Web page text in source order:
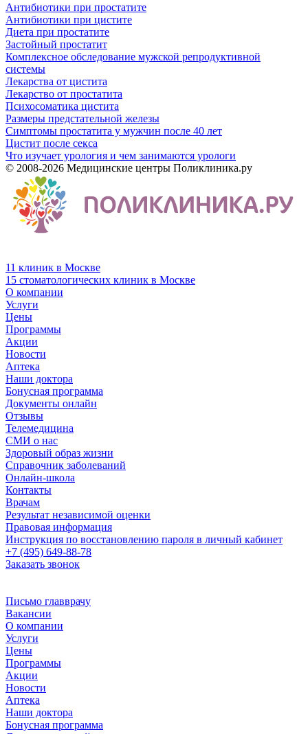
Антибиотики при простатите
Антибиотики при цистите
Диета при простатите
Застойный простатит
Комплексное обследование мужской репродуктивной
системы
Лекарства от цистита
Лекарство от простатита
Психосоматика цистита
Размеры предстательной железы
Симптомы простатита у мужчин после 40 лет
Цистит после секса
Что изучает урология и чем занимаются урологи
© 2008-2026 Медицинские центры Поликлиника.ру
11 клиник в Москве
15 стоматологических клиник в Москве
О компании
Услуги
Цены
Программы
Акции
Новости
Аптека
Наши доктора
Бонусная программа
Документы онлайн
Отзывы
Телемедицина
СМИ о нас
Здоровый образ жизни
Справочник заболеваний
Онлайн-школа
Контакты
Врачам
Результат независимой оценки
Правовая информация
Инструкция по восстановлению пароля в личный кабинет
+7 (495) 649-88-78
Заказать звонок
Письмо главврачу
Вакансии
О компании
Услуги
Цены
Программы
Акции
Новости
Аптека
Наши доктора
Бонусная программа